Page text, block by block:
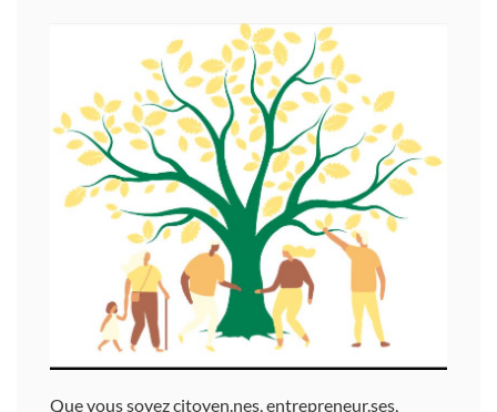
Que vous soyez citoyen.nes, entrepreneur.ses,